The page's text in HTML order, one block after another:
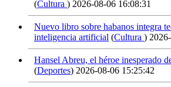
(Cultura ) 2026-08-06 16:08:31
Nuevo libro sobre habanos integra
inteligencia artificial (Cultura )
Hansel Abreu, el héroe inesperado
(Deportes) 2026-08-06 15:25:42